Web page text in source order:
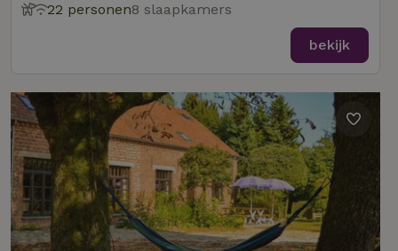
22 personen8 slaapkamers
bekijk